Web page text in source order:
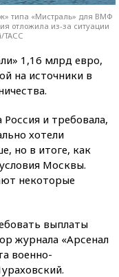
типа «Мистраль» для ВМФ
отложила из-за ситуации
ТАСС
1,16 млрд евро,
на источники в
и требовала,
хотели
но в итоге, как
Москвы.
некоторые
выплаты
журнала «Арсенал
военно-